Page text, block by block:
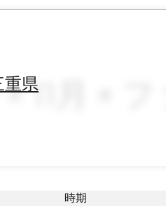
重県11月 ×
時期